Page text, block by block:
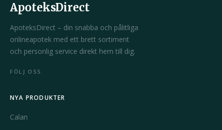
ApoteksDirect
ApoteksDirect – din snabba och pålitliga
onlineapotek med ett brett sortiment
och personlig service direkt hem till dig.
FÖLJ OSS
NYA PRODUKTER
Calan